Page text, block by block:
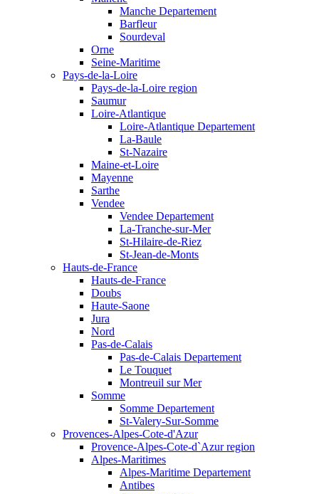
Manche Departement
Barfleur
Sourdeval
Orne
Seine-Maritime
Pays-de-la-Loire
Pays-de-la-Loire region
Saumur
Loire-Atlantique
Loire-Atlantique Departement
La-Baule
St-Nazaire
Maine-et-Loire
Mayenne
Sarthe
Vendee
Vendee Departement
La-Tranche-sur-Mer
St-Hilaire-de-Riez
St-Jean-de-Monts
Hauts-de-France
Hauts-de-France
Doubs
Haute-Saone
Jura
Nord
Pas-de-Calais
Pas-de-Calais Departement
Le Touquet
Montreuil sur Mer
Somme
Somme Departement
St-Valery-Sur-Somme
Provences-Alpes-Cote-d'Azur
Provence-Alpes-Cote-d`Azur region
Alpes-Maritimes
Alpes-Maritime Departement
Antibes